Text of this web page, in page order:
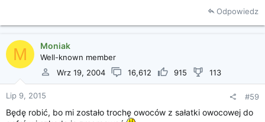
Odpowiedz
M Moniak
Well-known member
Wrz 19, 2004
16,612 915 113
Lip 9, 2015 #59
Będę robić, bo mi zostało trochę owoców z sałatki owocowej do